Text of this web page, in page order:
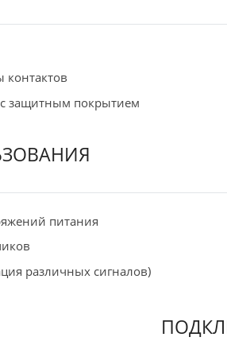
контактов
защитным покрытием
питания
различных сигналов)